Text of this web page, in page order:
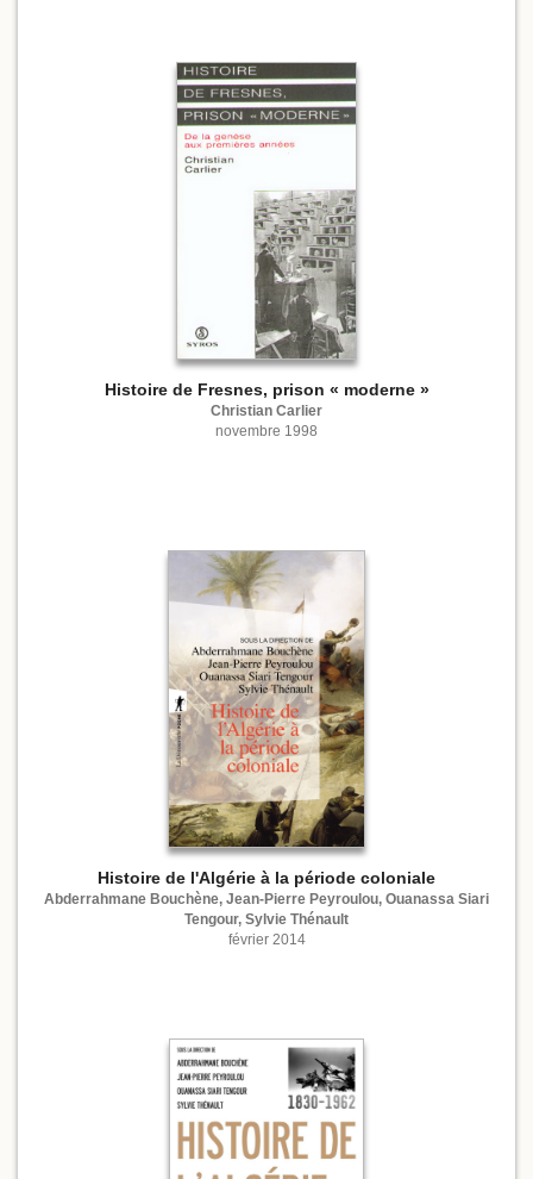
Histoire de Fresnes, prison « moderne »
Christian Carlier
novembre 1998
Histoire de l'Algérie à la période coloniale
Abderrahmane Bouchène, Jean-Pierre Peyroulou, Ouanassa Siari
Tengour, Sylvie Thénault
février 2014